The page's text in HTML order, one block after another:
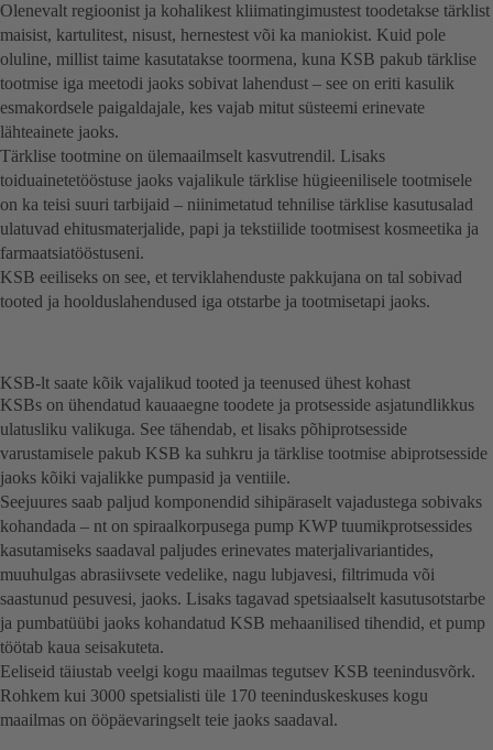
Olenevalt regioonist ja kohalikest kliimatingimustest toodetakse tärklist
maisist, kartulitest, nisust, hernestest või ka maniokist. Kuid pole
oluline, millist taime kasutatakse toormena, kuna KSB pakub tärklise
tootmise iga meetodi jaoks sobivat lahendust – see on eriti kasulik
esmakordsele paigaldajale, kes vajab mitut süsteemi erinevate
lähteainete jaoks.
Tärklise tootmine on ülemaailmselt kasvutrendil. Lisaks
toiduainetetööstuse jaoks vajalikule tärklise hügieenilisele tootmisele
on ka teisi suuri tarbijaid – niinimetatud tehnilise tärklise kasutusalad
ulatuvad ehitusmaterjalide, papi ja tekstiilide tootmisest kosmeetika ja
farmaatsiatööstuseni.
KSB eeiliseks on see, et terviklahenduste pakkujana on tal sobivad
tooted ja hoolduslahendused iga otstarbe ja tootmisetapi jaoks.
KSB-lt saate kõik vajalikud tooted ja teenused ühest kohast
KSBs on ühendatud kauaaegne toodete ja protsesside asjatundlikkus
ulatusliku valikuga. See tähendab, et lisaks põhiprotsesside
varustamisele pakub KSB ka suhkru ja tärklise tootmise abiprotsesside
jaoks kõiki vajalikke pumpasid ja ventiile.
Seejuures saab paljud komponendid sihipäraselt vajadustega sobivaks
kohandada – nt on spiraalkorpusega pump KWP tuumikprotsessides
kasutamiseks saadaval paljudes erinevates materjalivariantides,
muuhulgas abrasiivsete vedelike, nagu lubjavesi, filtrimuda või
saastunud pesuvesi, jaoks. Lisaks tagavad spetsiaalselt kasutusotstarbe
ja pumbatüübi jaoks kohandatud KSB mehaanilised tihendid, et pump
töötab kaua seisakuteta.
Eeliseid täiustab veelgi kogu maailmas tegutsev KSB teenindusvõrk.
Rohkem kui 3000 spetsialisti üle 170 teeninduskeskuses kogu
maailmas on ööpäevaringselt teie jaoks saadaval.